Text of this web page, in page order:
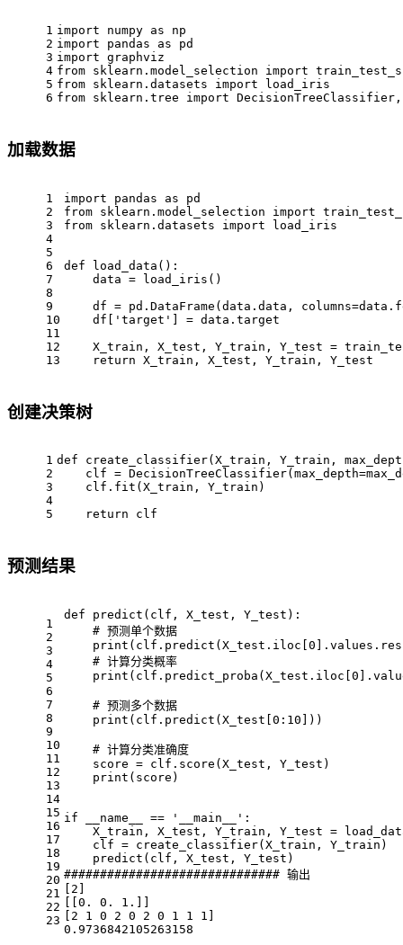
1
2
3
4
5
6
import numpy as np
import pandas as pd
import graphviz
from sklearn.model_selection import
from sklearn.datasets import load_iris
from sklearn.tree import
加载数据
1
2
3
4
5
6
7
8
9
10
11
12
13
import pandas as pd
from sklearn.model_selection import
from sklearn.datasets import load_iris
def load_data():
    data = load_iris()
df = pd.DataFrame(data.data,
    df['target'] = data.target
X_train, X_test, Y_train, Y_test =
    return X_train, X_test, Y_train, Y_test
创建决策树
1
2
3
4
5
def create_classifier(X_train, Y_train,
clf =
    clf.fit(X_train, Y_train)
    return clf
预测结果
1
2
3
4
5
6
7
8
9
10
11
12
13
14
15
16
17
18
19
20
21
22
23
def predict(clf, X_test, Y_test):
    # 预测单个数据
    # 计算分类概率
    # 预测多个数据
    print(clf.predict(X_test[0:10]))
    # 计算分类准确度
    score = clf.score(X_test, Y_test)
    print(score)
if __name__ == '__main__':
X_train, X_test, Y_train, Y_test =
    clf = create_classifier(X_train, Y_train)
    predict(clf, X_test, Y_test)
############################## 输出
[2]
[[0. 0. 1.]]
[2 1 0 2 0 2 0 1 1 1]
0.9736842105263158